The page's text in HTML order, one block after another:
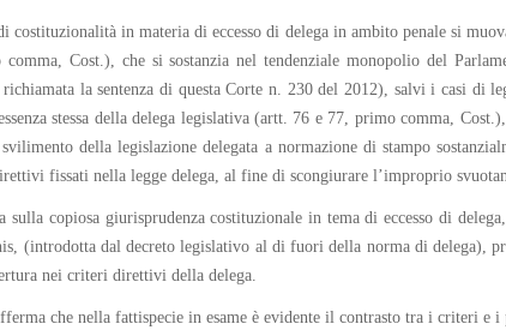
in materia di eccesso di delega in ambito penale si
Cost.), che si sostanzia nel tendenziale monopolio del
la sentenza di questa Corte n. 230 del 2012), salvi i casi di
stessa della delega legislativa (artt. 76 e 77, primo comma,
della legislazione delegata a normazione di stampo
fissati nella legge delega, al fine di scongiurare l’improprio
copiosa giurisprudenza costituzionale in tema di eccesso di
(introdotta dal decreto legislativo al di fuori della norma di delega),
nei criteri direttivi della delega.
che nella fattispecie in esame è evidente il contrasto tra i criteri